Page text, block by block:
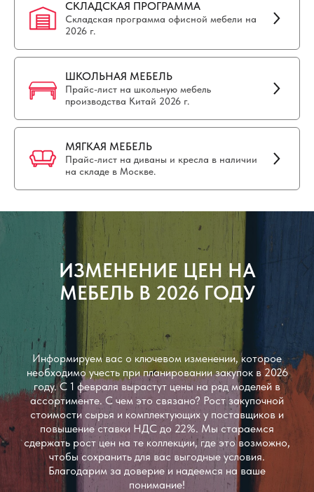
СКЛАДСКАЯ ПРОГРАММА
Складская программа офисной мебели на
2026 г.
ШКОЛЬНАЯ МЕБЕЛЬ
Прайс-лист на школьную мебель
производства Китай 2026 г.
МЯГКАЯ МЕБЕЛЬ
Прайс-лист на диваны и кресла в наличии
на складе в Москве.
ИЗМЕНЕНИЕ ЦЕН НА
МЕБЕЛЬ В 2026 ГОДУ
Информируем вас о ключевом изменении, которое
необходимо учесть при планировании закупок в 2026
году. С 1 февраля вырастут цены на ряд моделей в
ассортименте. С чем это связано? Рост закупочной
стоимости сырья и комплектующих у поставщиков и
повышение ставки НДС до 22%. Мы стараемся
сдержать рост цен на те коллекции, где это возможно,
чтобы сохранить для вас выгодные условия.
Благодарим за доверие и надеемся на ваше
понимание!